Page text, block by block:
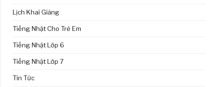
Lịch Khai Giảng
Tiếng Nhật Cho Trẻ Em
Tiếng Nhật Lớp 6
Tiếng Nhật Lớp 7
Tin Tức